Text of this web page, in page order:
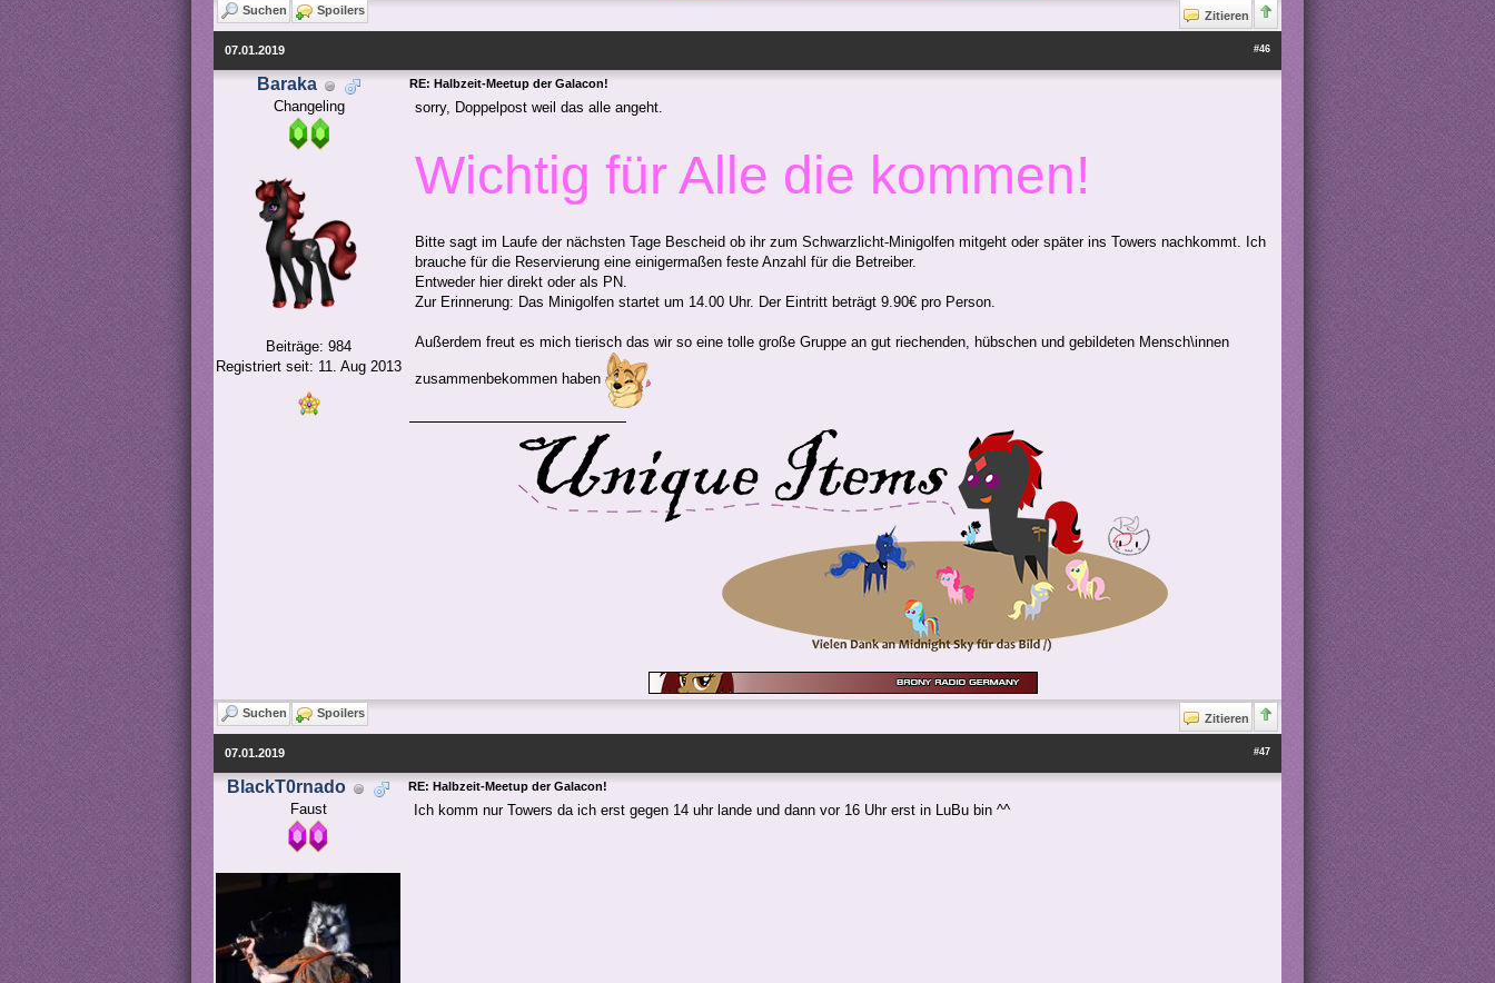
Suchen Spoilers Zitieren
#46
07.01.2019
Baraka
Changeling
Beiträge: 984
Registriert seit: 11. Aug 2013
RE: Halbzeit-Meetup der Galacon!
sorry, Doppelpost weil das alle angeht.
Wichtig für Alle die kommen!
Bitte sagt im Laufe der nächsten Tage Bescheid ob ihr zum Schwarzlicht-Minigolfen mitgeht oder später ins Towers nachkommt. Ich
brauche für die Reservierung eine einigermaßen feste Anzahl für die Betreiber.
Entweder hier direkt oder als PN.
Zur Erinnerung: Das Minigolfen startet um 14.00 Uhr. Der Eintritt beträgt 9.90€ pro Person.
Außerdem freut es mich tierisch das wir so eine tolle große Gruppe an gut riechenden, hübschen und gebildeten Mensch\innen
zusammenbekommen haben
Suchen Spoilers Zitieren
#47
07.01.2019
BlackT0rnado
Faust
RE: Halbzeit-Meetup der Galacon!
Ich komm nur Towers da ich erst gegen 14 uhr lande und dann vor 16 Uhr erst in LuBu bin ^^